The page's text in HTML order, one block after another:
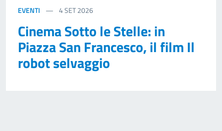
EVENTI 4SET 2026
Cinema Sotto le Stelle: in
Piazza San Francesco, il film Il
robot selvaggio